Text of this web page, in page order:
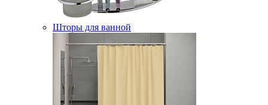
Шторы для ванной